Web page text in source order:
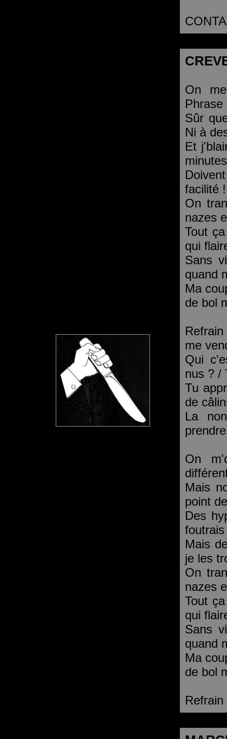
On
Phrase
Sûr
Ni à
Et
facilité !
On
nazes
Tout
qui
Sans
quand
Ma
de bol
me
Qui
nus ? /
Tu
de
La
On
Mais
point
Des
Mais
je les
On
nazes
Tout
qui
Sans
quand
Ma
de bol
Refrain